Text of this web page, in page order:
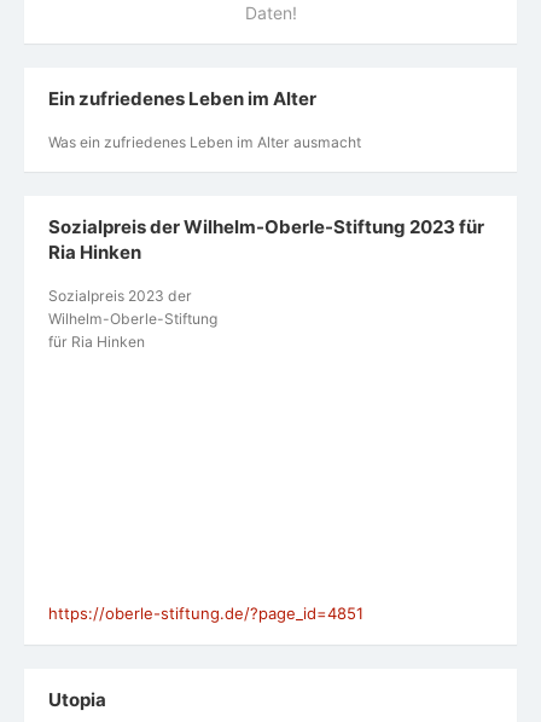
Daten!
Ein zufriedenes Leben im Alter
Was ein zufriedenes Leben im Alter ausmacht
Sozialpreis der Wilhelm-Oberle-Stiftung 2023 für
Ria Hinken
Sozialpreis 2023 der
Wilhelm-Oberle-Stiftung
für Ria Hinken
https://oberle-stiftung.de/?page_id=4851
Utopia